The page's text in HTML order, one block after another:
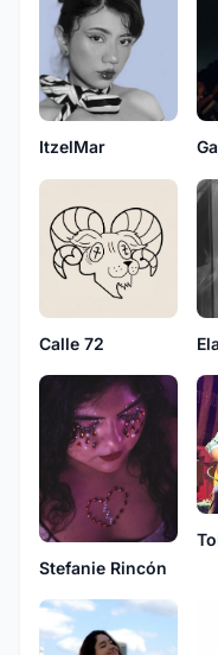
ItzelMar
Calle 72 Ela
Stefanie Rincón